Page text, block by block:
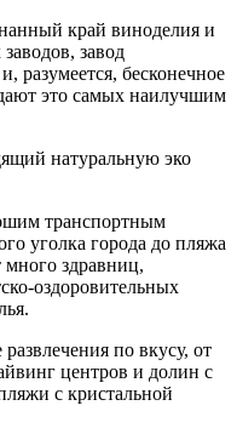
край виноделия и
завод
бесконечное
это самых наилучшим
натуральную эко
транспортным
уголка города до пляжа
много здравниц,
оздоровительных
по вкусу, от
центров и долин с
с кристальной